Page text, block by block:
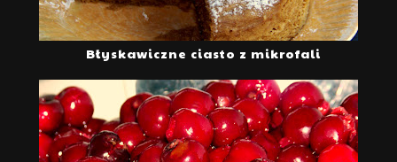
Błyskawiczne ciasto z mikrofali